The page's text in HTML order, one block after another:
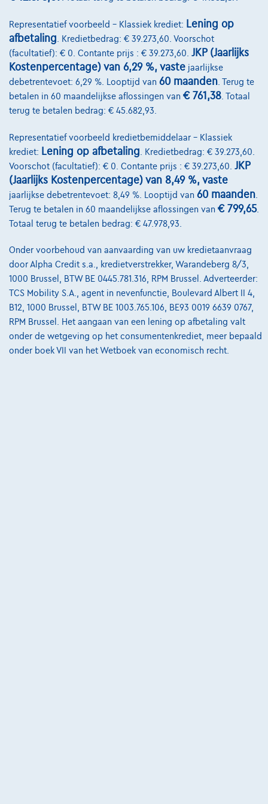
Opel Astra Sports Tourer1.2 turbo gs 130
€20.999 1
Vanaf€317,08/maandmet een laatste maandaflossing
van€6.616,78
Ontdek het volledige cijfervoorbeeld
Cardoen.be
Representatief voorbeeld – Klassiek krediet: Lening op
afbetaling . Kredietbedrag: € 39.273,60. Voorschot
(facultatief): € 0. Contante prijs : € 39.273,60. JKP (Jaarlijks
Kostenpercentage) van 6,29 %, vaste jaarlijkse
debetrentevoet: 6,29 %. Looptijd van 60 maanden . Terug te
betalen in 60 maandelijkse aflossingen van € 761,38 . Totaal
terug te betalen bedrag: € 45.682,93.
Representatief voorbeeld kredietbemiddelaar – Klassiek
krediet: Lening op afbetaling . Kredietbedrag: € 39.273,60.
Voorschot (facultatief): € 0. Contante prijs : € 39.273,60. JKP
(Jaarlijks Kostenpercentage) van 8,49 %, vaste
jaarlijkse debetrentevoet: 8,49 %. Looptijd van 60 maanden
Terug te betalen in 60 maandelijkse aflossingen van € 799,65.
Totaal terug te betalen bedrag: € 47.978,93.
Onder voorbehoud van aanvaarding van uw kredietaanvraag
door Alpha Credit s.a., kredietverstrekker, Warandeberg 8/3,
1000 Brussel, BTW BE 0445.781.316, RPM Brussel. Adverteerder:
TCS Mobility S.A., agent in nevenfunctie, Boulevard Albert II 4,
B12, 1000 Brussel, BTW BE 1003.765.106, BE93 0019 6639 0767,
RPM Brussel. Het aangaan van een lening op afbetaling valt
onder de wetgeving op het consumentenkrediet, meer bepaald
onder boek VII van het Wetboek van economisch recht.